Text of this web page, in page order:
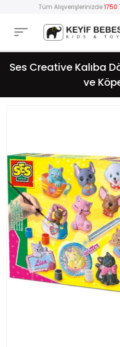
Tüm Alışverişlerinizde1750
Ses Creative Kalıba
ve